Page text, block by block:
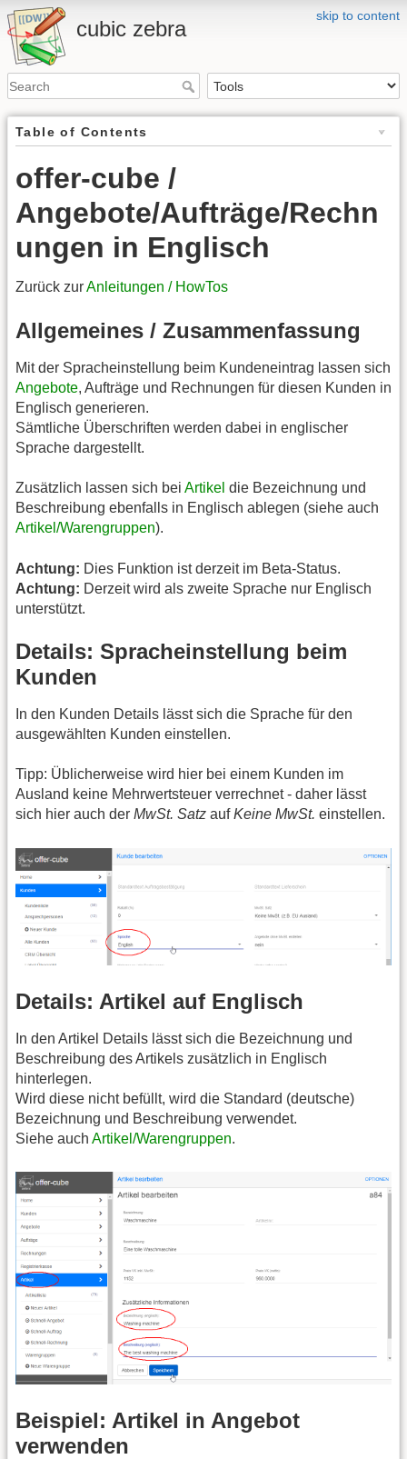
skip to content
cubic zebra
Table of Contents
offer-cube /
Angebote/Aufträge/Rechn
ungen in Englisch
Zurück zurAnleitungen / HowTos
Allgemeines / Zusammenfassung
Mit der Spracheinstellung beim Kundeneintrag lassen sich
Angebote, Aufträge und Rechnungen für diesen Kunden in
Englisch generieren.
Sämtliche Überschriften werden dabei in englischer
Sprache dargestellt.
Zusätzlich lassen sich bei Artikel die Bezeichnung und
Beschreibung ebenfalls in Englisch ablegen (siehe auch
Artikel/Warengruppen).
Achtung: Dies Funktion ist derzeit im Beta-Status.
Achtung: Derzeit wird als zweite Sprache nur Englisch
unterstützt.
Details: Spracheinstellung beim
Kunden
In den Kunden Details lässt sich die Sprache für den
ausgewählten Kunden einstellen.
Tipp: Üblicherweise wird hier bei einem Kunden im
Ausland keine Mehrwertsteuer verrechnet - daher lässt
sich hier auch der MwSt. Satz aufKeine MwSt. einstellen.
Details: Artikel auf Englisch
In den Artikel Details lässt sich die Bezeichnung und
Beschreibung des Artikels zusätzlich in Englisch
hinterlegen.
Wird diese nicht befüllt, wird die Standard (deutsche)
Bezeichnung und Beschreibung verwendet.
Siehe auch Artikel/Warengruppen.
Beispiel: Artikel in Angebot
verwenden